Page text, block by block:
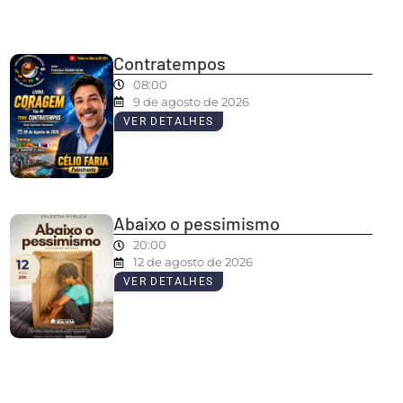
Contratempos
08:00
9 de agosto de 2026
VER DETALHES
Abaixo o pessimismo
20:00
12 de agosto de 2026
VER DETALHES